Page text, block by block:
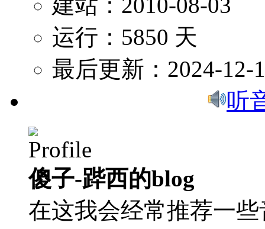
建站：2010-08-03
运行：5850 天
最后更新：2024-12-
听
傻子-跸西的blog
在这我会经常推荐一